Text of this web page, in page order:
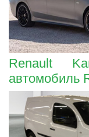
Renault
автомобиль